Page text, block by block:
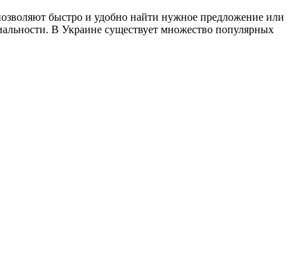
быстро и удобно найти нужное предложение или
В Украине существует множество популярных